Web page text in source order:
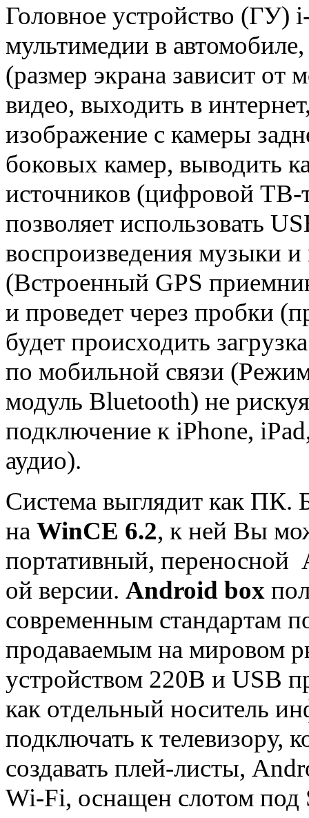
Головное устройство (ГУ)
мультимедии в
(размер экрана зависит от
видео, выходить в
изображение с камеры
боковых камер, выводить
источников (цифровой
позволяет использовать
воспроизведения
(Встроенный GPS
и проведет через пробки
будет происходить
по мобильной связи
модуль Bluetooth) не
подключение к iPhone,
аудио).
Система выглядит как ПК.
на WinCE 6.2, к ней Вы
портативный,
ой версии. Android box
современным стандартам
продаваемым на мировом
устройством 220В и USB
как отдельный носитель
подключать к телевизору,
создавать плей-листы,
Wi-Fi, оснащен слотом под